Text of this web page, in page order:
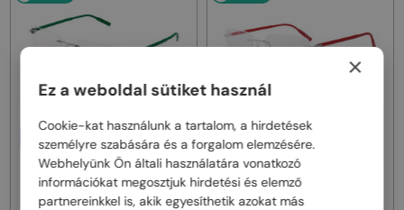
EGYFÓKUSZÚ LENCSÉVEL PLUSZ
25 000 FT
Mont Blanc—Optikai keretek
MB0221O - 004 - 57
EGYFÓKUSZÚ LENCSÉVEL PLUSZ
25 000 FT
Mont Blanc—Optikai keretek
MB0221O - 010 - 59
×
Ez a weboldal sütiket használ
Cookie-kat használunk a tartalom, a hirdetések
személyre szabására és a forgalom elemzésére.
Webhelyünk Ön általi használatára vonatkozó
információkat megosztjuk hirdetési és elemző
partnereinkkel is, akik egyesíthetik azokat más